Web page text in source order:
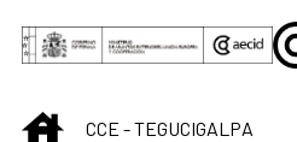
Skip to Main Content
INICIOCCE - TEGUCIGALPA